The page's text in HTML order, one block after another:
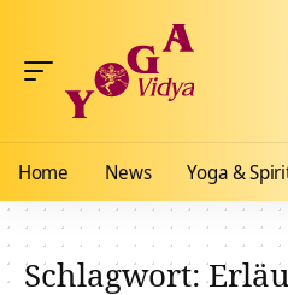
Home News Yoga &
Schlagwort: